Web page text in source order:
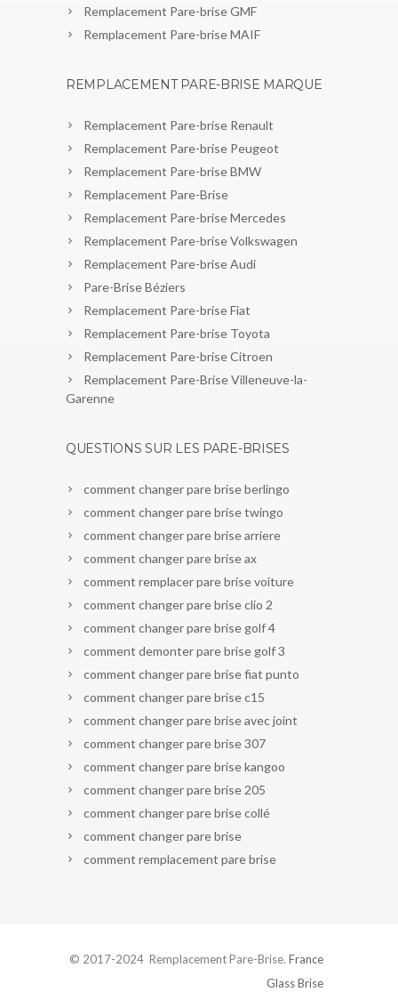
Remplacement Pare-brise GMF
Remplacement Pare-brise MAIF
REMPLACEMENT PARE-BRISE MARQUE
Remplacement Pare-brise Renault
Remplacement Pare-brise Peugeot
Remplacement Pare-brise BMW
Remplacement Pare-Brise
Remplacement Pare-brise Mercedes
Remplacement Pare-brise Volkswagen
Remplacement Pare-brise Audi
Pare-Brise Béziers
Remplacement Pare-brise Fiat
Remplacement Pare-brise Toyota
Remplacement Pare-brise Citroen
Remplacement Pare-Brise Villeneuve-la-
Garenne
QUESTIONS SUR LES PARE-BRISES
comment changer pare brise berlingo
comment changer pare brise twingo
comment changer pare brise arriere
comment changer pare brise ax
comment remplacer pare brise voiture
comment changer pare brise clio 2
comment changer pare brise golf 4
comment demonter pare brise golf 3
comment changer pare brise fiat punto
comment changer pare brise c15
comment changer pare brise avec joint
comment changer pare brise 307
comment changer pare brise kangoo
comment changer pare brise 205
comment changer pare brise collé
comment changer pare brise
comment remplacement pare brise
© 2017-2024 Remplacement Pare-Brise. France
Glass Brise